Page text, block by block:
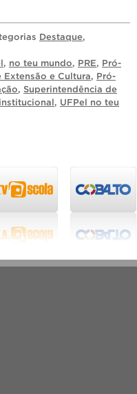
Destaque,
, no teu mundo, PRE, Pró-
Extensão e Cultura, Pró-
, Superintendência de
, UFPel no teu